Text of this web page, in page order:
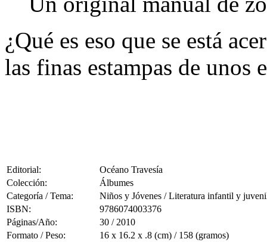
¿Qué es eso que se está
las finas estampas de unos
Editorial:
Océano Travesía
Colección:
Álbumes
Categoría / Tema:
Niños y Jóvenes / Literatura infantil y
ISBN:
9786074003376
Páginas/Año:
30 / 2010
Formato / Peso:
16 x 16.2 x .8 (cm) / 158 (gramos)